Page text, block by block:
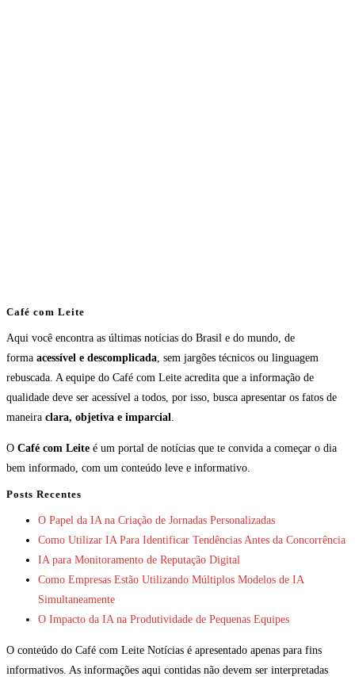
Café com Leite
Aqui você encontra as últimas notícias do Brasil e do mundo, de
forma acessível e descomplicada, sem jargões técnicos ou linguagem
rebuscada. A equipe do Café com Leite acredita que a informação de
qualidade deve ser acessível a todos, por isso, busca apresentar os fatos de
maneira clara, objetiva e imparcial.
O Café com Leite é um portal de notícias que te convida a começar o dia
bem informado, com um conteúdo leve e informativo.
Posts Recentes
O Papel da IA na Criação de Jornadas Personalizadas
Como Utilizar IA Para Identificar Tendências Antes da Concorrência
IA para Monitoramento de Reputação Digital
Como Empresas Estão Utilizando Múltiplos Modelos de IA
Simultaneamente
O Impacto da IA na Produtividade de Pequenas Equipes
O conteúdo do Café com Leite Notícias é apresentado apenas para fins
informativos. As informações aqui contidas não devem ser interpretadas